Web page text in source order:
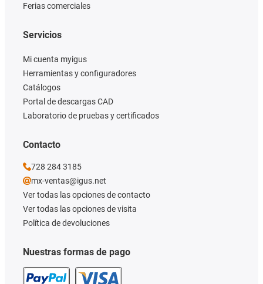
Ferias comerciales
Nuestras formas de pago
Servicios
Mi cuenta myigus
Herramientas y configuradores
Catálogos
Portal de descargas CAD
Laboratorio de pruebas y certificados
Contacto
728 284 3185
mx-ventas@igus.net
Ver todas las opciones de contacto
Ver todas las opciones de visita
Política de devoluciones